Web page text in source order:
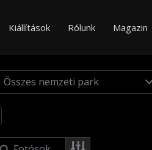
Kiállítások Rólunk Magazin